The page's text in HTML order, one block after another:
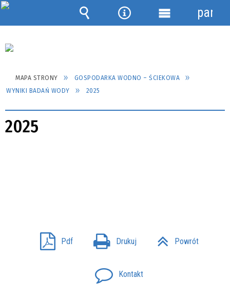
MAPA STRONY
GOSPODARKA WODNO – ŚCIEKOWA
WYNIKI BADAŃ WODY
2025
2025
Pdf Drukuj Powrót
Kontakt
Wyszukiwarka
NarzędziaMenu
panel